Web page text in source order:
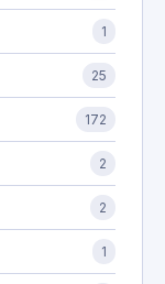
1
25
172
2
2
1